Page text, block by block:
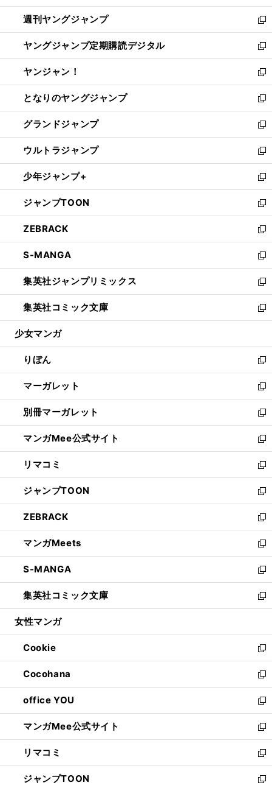
開
く
ウ
で
開
く
ン
ド
ウ
で
開
く
ウ
ィ
ン
ド
ウ
で
開
く
週刊ヤングジャンプ
新
し
い
ウ
ィ
ン
ド
ウ
で
開
く
ヤングジャンプ定期購読デジタル
新
し
い
ウ
ィ
ン
ド
ウ
で
開
く
ヤンジャン！
新
し
い
ウ
ィ
ン
ド
ウ
で
開
く
となりのヤングジャンプ
新
し
い
ウ
ィ
ン
ド
ウ
で
開
く
グランドジャンプ
新
し
い
ウ
ィ
ン
ド
ウ
で
開
く
ウルトラジャンプ
新
し
い
ウ
ィ
ン
ド
ウ
で
開
く
少年ジャンプ+
新
し
い
ウ
ィ
ン
ド
ウ
で
開
く
ジャンプTOON
新
し
い
ウ
ィ
ン
ド
ウ
で
開
ZEBRACK
新
し
い
ウ
ィ
ン
ド
ウ
開
く
S-MANGA
新
し
い
ウ
ィ
ン
ウ
で
開
く
集英社ジャンプリミックス
新
し
い
ウ
ン
ド
ウ
で
開
く
集英社コミック文庫
新
し
ウ
ィ
ン
ド
ウ
で
開
く
少女マンガ
りぼん
新
し
い
ウ
ィ
ン
ド
ウ
で
開
く
マーガレット
新
し
い
ウ
ィ
ン
ド
ウ
で
開
く
別冊マーガレット
新
し
い
ウ
ィ
ン
ド
ウ
で
開
く
マンガMee公式サイト
新
し
い
ウ
ィ
ン
ド
ウ
で
開
く
リマコミ
新
し
い
ウ
ィ
ン
ド
ウ
で
開
く
ジャンプTOON
新
し
い
ウ
ィ
ン
ド
ウ
で
開
ZEBRACK
新
し
い
ウ
ィ
ン
ド
ウ
開
く
マンガMeets
新
し
い
ウ
ィ
ン
ウ
で
開
く
S-MANGA
新
し
い
ウ
ン
ド
ウ
で
開
く
集英社コミック文庫
新
し
ウ
ィ
ン
ド
ウ
で
開
く
女性マンガ
Cookie
新
し
い
ウ
ィ
ン
ド
ウ
で
開
く
Cocohana
新
し
い
ウ
ィ
ン
ド
ウ
で
office YOU
新
し
い
ウ
ィ
ン
ド
マンガMee公式サイト
新
し
い
ウ
ィ
リマコミ
新
し
い
ジャンプTOON 新